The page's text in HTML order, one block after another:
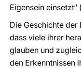
Eigensein einsetzt“ (
Die Geschichte
dass viele ihrer
glauben und
den Erkenntnissen